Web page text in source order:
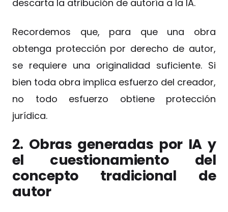
descarta la atribución de autoría a la IA.
Recordemos que, para que una obra
obtenga protección por derecho de autor,
se requiere una originalidad suficiente. Si
bien toda obra implica esfuerzo del creador,
no todo esfuerzo obtiene protección
jurídica.
2. Obras generadas por IA y
el cuestionamiento del
concepto tradicional de
autor